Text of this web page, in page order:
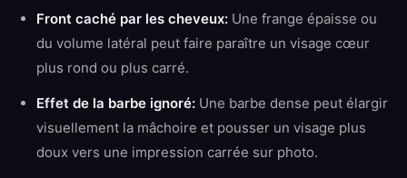
Front caché par les cheveux: Une frange épaisse ou
du volume latéral peut faire paraître un visage cœur
plus rond ou plus carré.
Effet de la barbe ignoré: Une barbe dense peut élargir
visuellement la mâchoire et pousser un visage plus
doux vers une impression carrée sur photo.